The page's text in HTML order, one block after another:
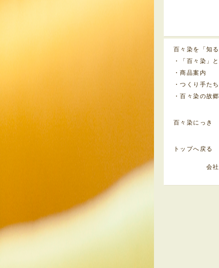
百々染を「知
・「百々染」
・商品案内
・つくり手たち
・百々染の故郷
百々染にっき
トップへ戻る
会